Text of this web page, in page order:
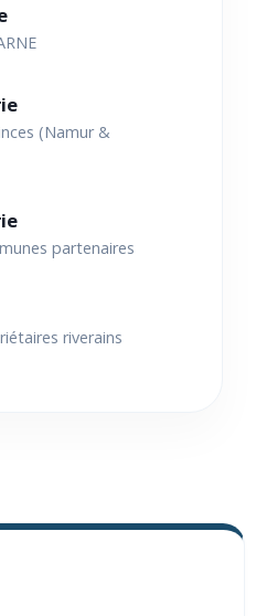
(Namur &
partenaires
riverains